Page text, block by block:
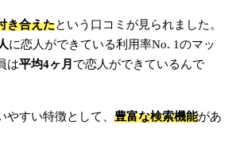
き合えたという口コミが見られました。
に恋人ができている利用率No. 1のマッ
は平均4ヶ月 で恋人ができているんで
すい特徴として、 豊富な検索機能があ